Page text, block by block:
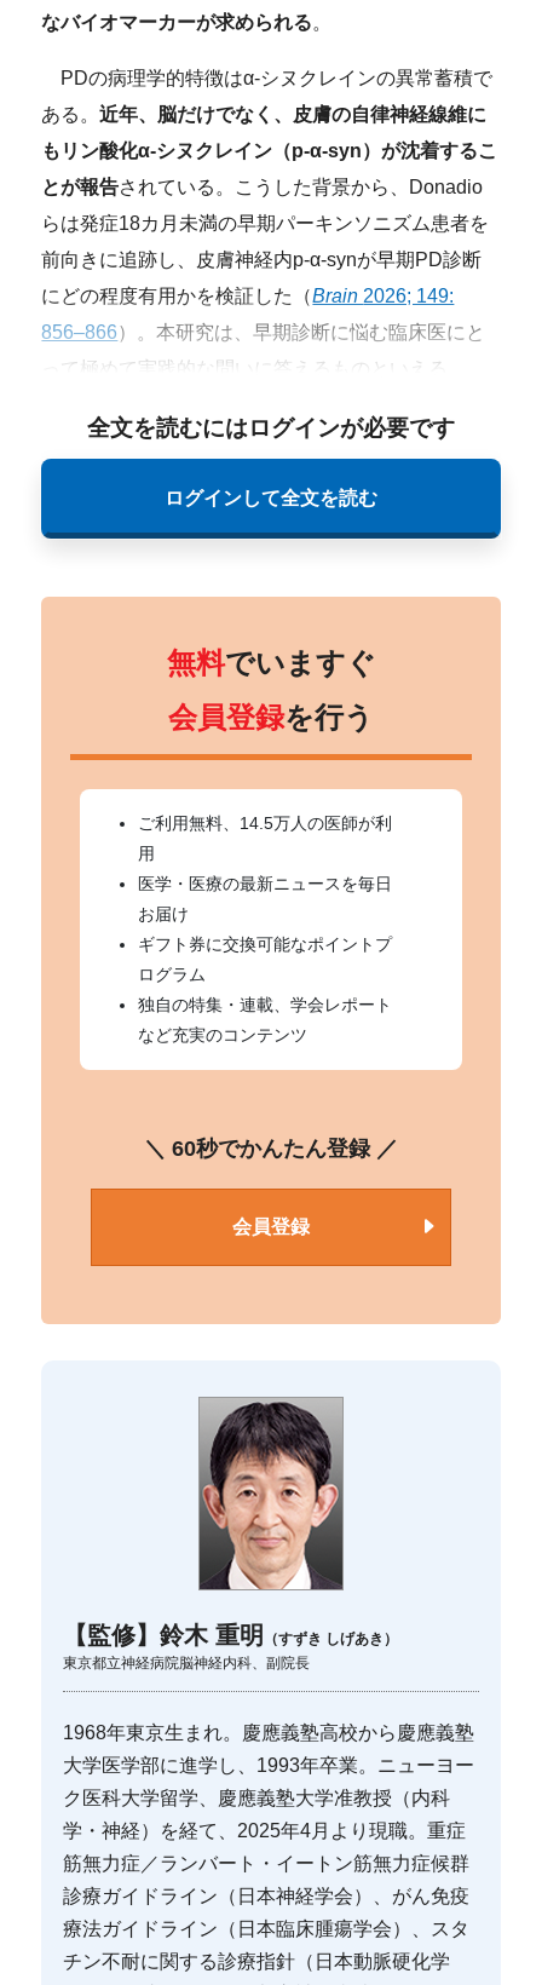
なバイオマーカーが求められる。
PDの病理学的特徴はα-シヌクレインの異常蓄積で
ある。近年、脳だけでなく、皮膚の自律神経線維に
もリン酸化α-シヌクレイン（p-α-syn）が沈着するこ
とが報告されている。こうした背景から、Donadio
らは発症18カ月未満の早期パーキンソニズム患者を
前向きに追跡し、皮膚神経内p-α-synが早期PD診断
にどの程度有用かを検証した（Brain 2026; 149:
856–866）。本研究は、早期診断に悩む臨床医にと
って極めて実践的な問いに答えるものといえる。
全文を読むにはログインが必要です
ログインして全文を読む
無料でいますぐ
会員登録を行う
ご利用無料、14.5万人の医師が利
用
医学・医療の最新ニュースを毎日
お届け
ギフト券に交換可能なポイントプ
ログラム
独自の特集・連載、学会レポート
など充実のコンテンツ
＼ 60秒でかんたん登録 ／
会員登録
【監修】鈴木 重明
（すずき しげあき）
東京都立神経病院脳神経内科、副院長
1968年東京生まれ。慶應義塾高校から慶應義塾
大学医学部に進学し、1993年卒業。ニューヨー
ク医科大学留学、慶應義塾大学准教授（内科
学・神経）を経て、2025年4月より現職。重症
筋無力症／ランバート・イートン筋無力症候群
診療ガイドライン（日本神経学会）、がん免疫
療法ガイドライン（日本臨床腫瘍学会）、スタ
チン不耐に関する診療指針（日本動脈硬化学